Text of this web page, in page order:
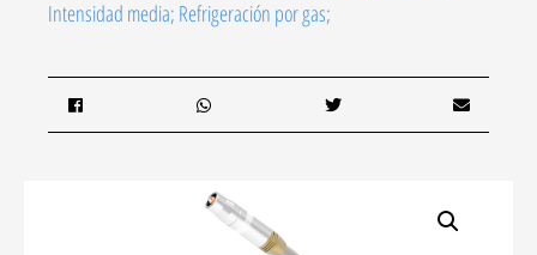
Intensidad media; Refrigeración por gas;